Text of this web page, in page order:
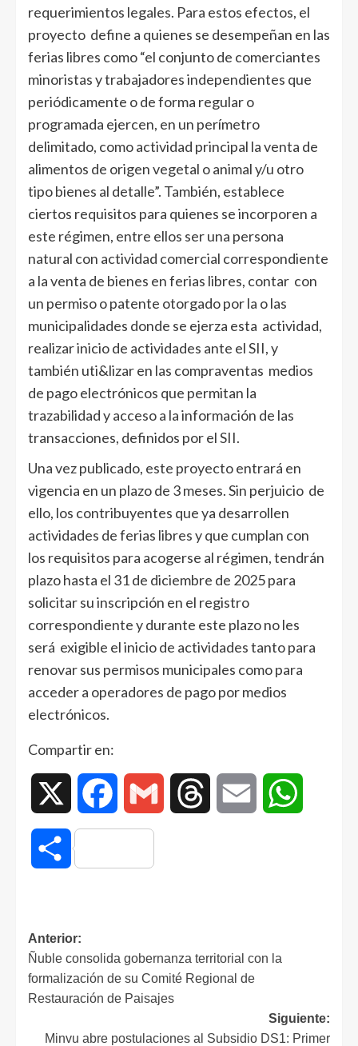
requerimientos legales. Para estos efectos, el
proyecto define a quienes se desempeñan en las
ferias libres como “el conjunto de comerciantes
minoristas y trabajadores independientes que
periódicamente o de forma regular o
programada ejercen, en un perímetro
delimitado, como actividad principal la venta de
alimentos de origen vegetal o animal y/u otro
tipo bienes al detalle”. También, establece
ciertos requisitos para quienes se incorporen a
este régimen, entre ellos ser una persona
natural con actividad comercial correspondiente
a la venta de bienes en ferias libres, contar con
un permiso o patente otorgado por la o las
municipalidades donde se ejerza esta actividad,
realizar inicio de actividades ante el SII, y
también uti&lizar en las compraventas medios
de pago electrónicos que permitan la
trazabilidad y acceso a la información de las
transacciones, definidos por el SII.
Una vez publicado, este proyecto entrará en
vigencia en un plazo de 3 meses. Sin perjuicio de
ello, los contribuyentes que ya desarrollen
actividades de ferias libres y que cumplan con
los requisitos para acogerse al régimen, tendrán
plazo hasta el 31 de diciembre de 2025 para
solicitar su inscripción en el registro
correspondiente y durante este plazo no les
será exigible el inicio de actividades tanto para
renovar sus permisos municipales como para
acceder a operadores de pago por medios
electrónicos.
Compartir en:
Facebook Gmail Threads Email
Compartir
Anterior:
Ñuble consolida gobernanza territorial con la
formalización de su Comité Regional de
Restauración de Paisajes
Siguiente:
Minvu abre postulaciones al Subsidio DS1: Primer